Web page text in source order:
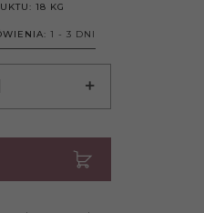
18 KG
1 - 3 DNI